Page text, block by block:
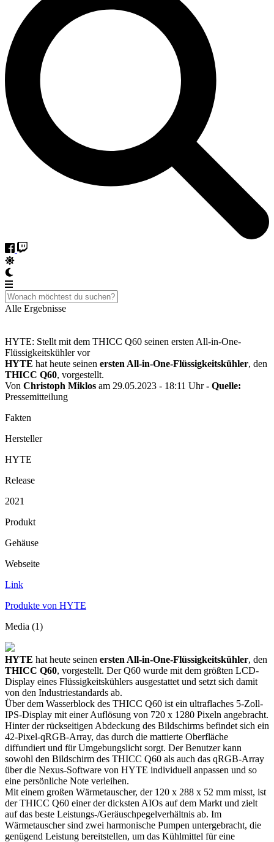
Alle Ergebnisse
HYTE: Stellt mit dem THICC Q60 seinen ersten All-in-One-
Flüssigkeitskühler vor
HYTE hat heute seinen ersten All-in-One-Flüssigkeitskühler, den
THICC Q60, vorgestellt.
Von Christoph Miklos am 29.05.2023 - 18:11 Uhr- Quelle:
Pressemitteilung
Fakten
Hersteller
HYTE
Release
2021
Produkt
Gehäuse
Webseite
Link
Produkte von HYTE
Media (1)
HYTE hat heute seinen ersten All-in-One-Flüssigkeitskühler, den
THICC Q60, vorgestellt. Der Q60 wurde mit dem größten LCD-
Display eines Flüssigkeitskühlers ausgestattet und setzt sich damit
von den Industriestandards ab.
Über dem Wasserblock des THICC Q60 ist ein ultraflaches 5-Zoll-
IPS-Display mit einer Auflösung von 720 x 1280 Pixeln angebracht.
Hinter der rückseitigen Abdeckung des Bildschirms befindet sich ein
42-Pixel-qRGB-Array, das durch die mattierte Oberfläche
diffundiert und für Umgebungslicht sorgt. Der Benutzer kann
sowohl den Bildschirm des THICC Q60 als auch das qRGB-Array
über die Nexus-Software von HYTE individuell anpassen und so
eine persönliche Note verleihen.
Mit einem großen Wärmetauscher, der 120 x 288 x 52 mm misst, ist
der THICC Q60 einer der dicksten AIOs auf dem Markt und zielt
auf das beste Leistungs-/Geräuschpegelverhältnis ab. Im
Wärmetauscher sind zwei harmonische Pumpen untergebracht, die
genügend Leistung bereitstellen, um das Kühlmittel für eine